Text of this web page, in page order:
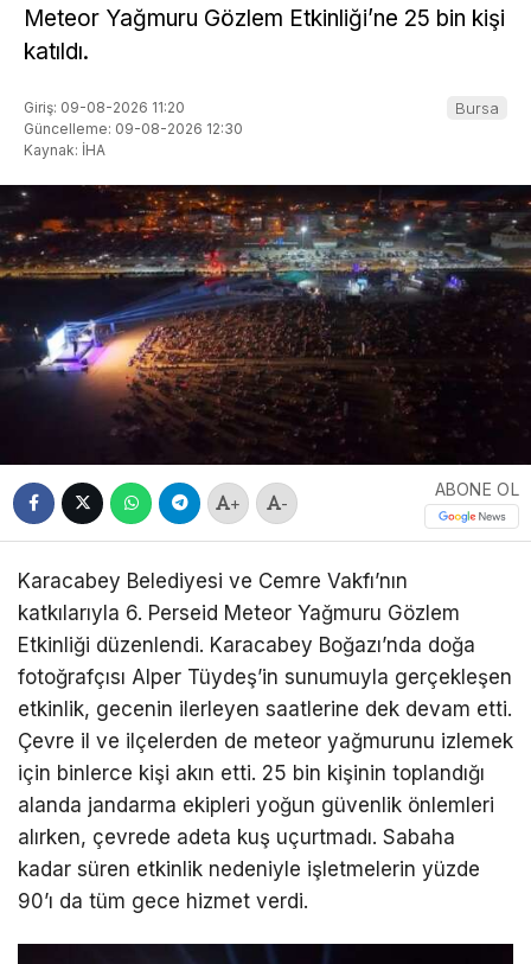
Meteor Yağmuru Gözlem Etkinliği’ne 25 bin kişi
katıldı.
Giriş: 09-08-2026 11:20
Güncelleme: 09-08-2026 12:30
Kaynak: İHA
Bursa
+ -
ABONE OL
Karacabey Belediyesi ve Cemre Vakfı’nın
katkılarıyla 6. Perseid Meteor Yağmuru Gözlem
Etkinliği düzenlendi. Karacabey Boğazı’nda doğa
fotoğrafçısı Alper Tüydeş’in sunumuyla gerçekleşen
etkinlik, gecenin ilerleyen saatlerine dek devam etti.
Çevre il ve ilçelerden de meteor yağmurunu izlemek
için binlerce kişi akın etti. 25 bin kişinin toplandığı
alanda jandarma ekipleri yoğun güvenlik önlemleri
alırken, çevrede adeta kuş uçurtmadı. Sabaha
kadar süren etkinlik nedeniyle işletmelerin yüzde
90’ı da tüm gece hizmet verdi.